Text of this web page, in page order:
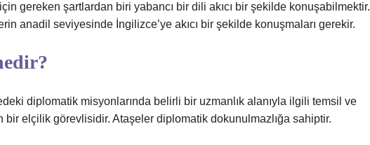
gereken şartlardan biri yabancı bir dili akıcı bir şekilde konuşabilmektir.
anadil seviyesinde İngilizce’ye akıcı bir şekilde konuşmaları gerekir.
diplomatik misyonlarında belirli bir uzmanlık alanıyla ilgili temsil ve
elçilik görevlisidir. Ataşeler diplomatik dokunulmazlığa sahiptir.